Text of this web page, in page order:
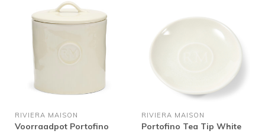
RIVIERA MAISON
Voorraadpot Portofino
RIVIERA MAISON
Portofino Tea Tip White